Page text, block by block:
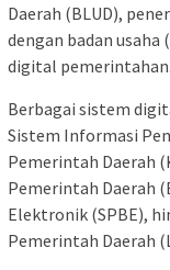
Daerah (BLUD),
dengan badan
digital pemerintahan.
Berbagai sistem
Sistem Informasi
Pemerintah Daerah
Pemerintah Daerah
Elektronik (SPBE),
Pemerintah Daerah